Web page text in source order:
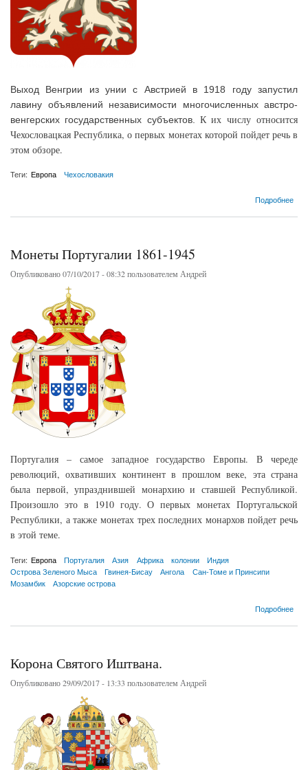
Выход Венгрии из унии с Австрией в 1918 году запустил
лавину объявлений независимости многочисленных австро-
венгерских государственных субъектов. К их числу относится
Чехословацкая Республика, о первых монетах которой пойдет речь в
этом обзоре.
Теги: Европа Чехословакия
Подробнее
Монеты Португалии 1861-1945
Опубликовано 07/10/2017 - 08:32 пользователем Андрей
Португалия – самое западное государство Европы. В череде
революций, охвативших континент в прошлом веке, эта страна
была первой, упразднившей монархию и ставшей Республикой.
Произошло это в 1910 году. О первых монетах Португальской
Республики, а также монетах трех последних монархов пойдет речь
в этой теме.
Теги: Европа Португалия Азия Африка колонии
Индия
Острова Зеленого Мыса
Гвинея-Бисау Ангола
Сан-Томе и Принсипи
Мозамбик
Азорские острова
Подробнее
Корона Святого Иштвана.
Опубликовано 29/09/2017 - 13:33 пользователем Андрей